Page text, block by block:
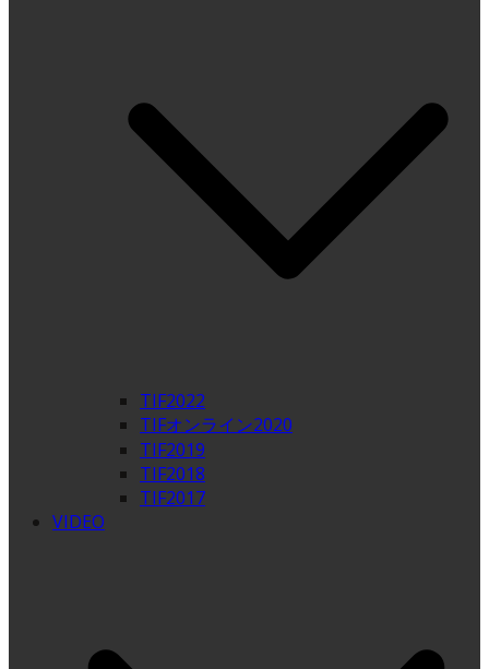
TIF2022
TIFオンライン2020
TIF2019
TIF2018
TIF2017
VIDEO